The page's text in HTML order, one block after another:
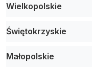
Wielkopolskie
Świętokrzyskie
Małopolskie